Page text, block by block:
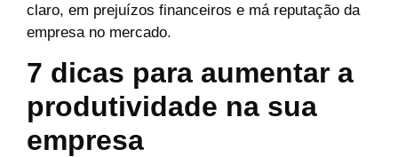
claro, em prejuízos financeiros e má reputação da
empresa no mercado.
7 dicas para aumentar a
produtividade na sua
empresa